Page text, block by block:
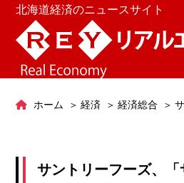
北海道経済のニュースサイト
ホーム 経済 経済総合
サントリーフーズ、